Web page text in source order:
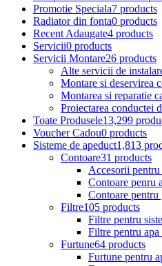
Promotie Speciala7 products
Radiator din fonta0 products
Recent Adaugate4 products
Servicii0 products
Servicii Montare26 products
Alte servicii de
Montare si deservirea
Montarea si reparatie
Proiectarea conductei
Toate Produsele13,299
Voucher Cadou0 products
Sisteme de apeduct1,813
Contoare31 products
Accesorii pentru
Contoare penru
Contoare pentru
Filtre105 products
Filtre pentru
Filtre pentru apa
Furtune64 products
Furtune pentru